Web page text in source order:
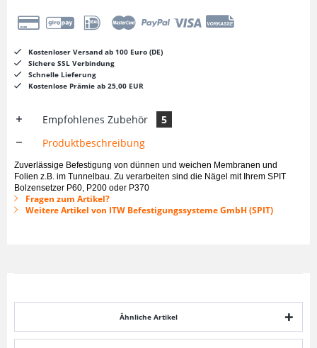
Kostenloser Versand ab 100 Euro (DE)
Sichere SSL Verbindung
Schnelle Lieferung
Kostenlose Prämie ab 25,00 EUR
Empfohlenes Zubehör
5
Produktbeschreibung
Zuverlässige Befestigung von dünnen und weichen Membranen und
Folien z.B. im Tunnelbau. Zu verarbeiten sind die Nägel mit Ihrem SPIT
Bolzensetzer P60, P200 oder P370
Fragen zum Artikel?
Weitere Artikel von ITW Befestigungssysteme GmbH (SPIT)
Ähnliche Artikel